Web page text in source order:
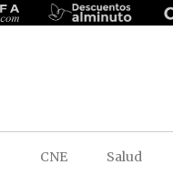
CNE Salud